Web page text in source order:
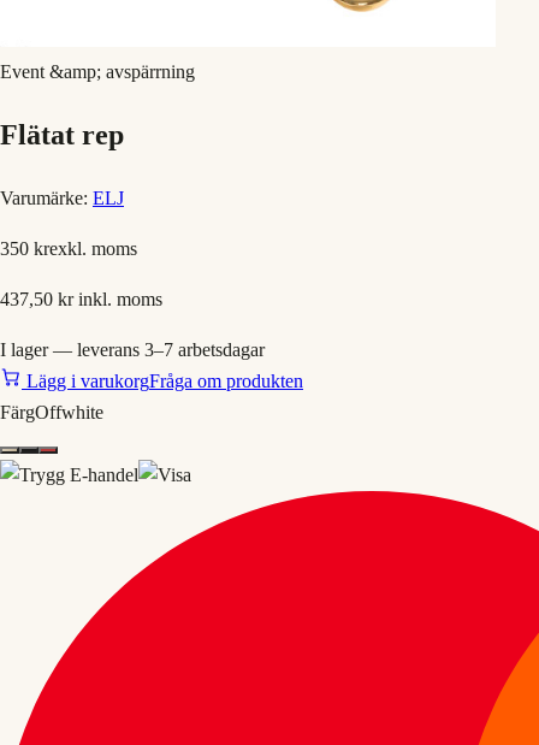
Event &amp; avspärrning
Flätat rep
Varumärke: ELJ
350 krexkl. moms
437,50 krinkl. moms
I lager — leverans 3–7 arbetsdagar
Lägg i varukorgFråga om produkten
FärgOffwhite